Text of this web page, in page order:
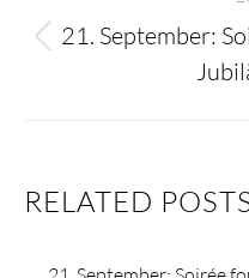
21. September:
RELATED